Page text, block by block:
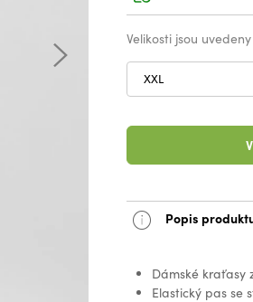
Velikosti jsou
XXL
Popis
Dámské kraťasy
Elastický pas se